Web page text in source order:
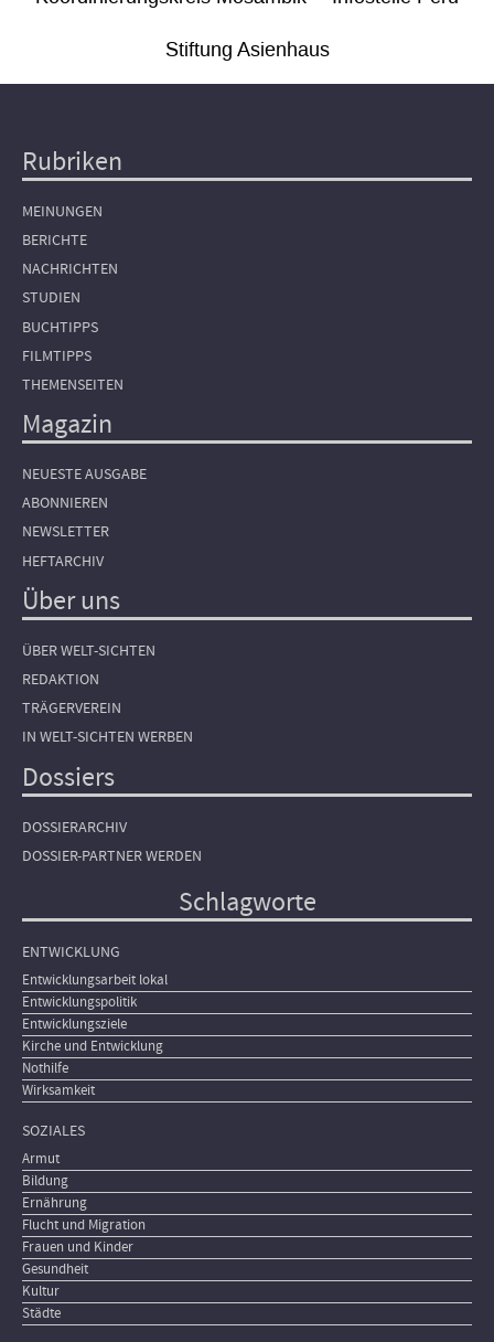
Stiftung Asienhaus
Hauptnavigation
Rubriken
MEINUNGEN
BERICHTE
NACHRICHTEN
STUDIEN
BUCHTIPPS
FILMTIPPS
THEMENSEITEN
Magazin
NEUESTE AUSGABE
ABONNIEREN
NEWSLETTER
HEFTARCHIV
Über uns
ÜBER WELT-SICHTEN
REDAKTION
TRÄGERVEREIN
IN WELT-SICHTEN WERBEN
Dossiers
DOSSIERARCHIV
DOSSIER-PARTNER WERDEN
Schlagworte
ENTWICKLUNG
Entwicklungsarbeit lokal
Entwicklungspolitik
Entwicklungsziele
Kirche und Entwicklung
Nothilfe
Wirksamkeit
SOZIALES
Armut
Bildung
Ernährung
Flucht und Migration
Frauen und Kinder
Gesundheit
Kultur
Städte